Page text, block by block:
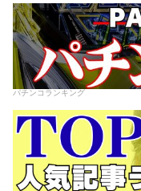
パチンコランキング